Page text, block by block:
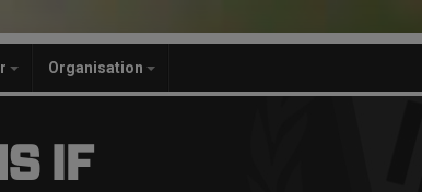
Organisation
IF